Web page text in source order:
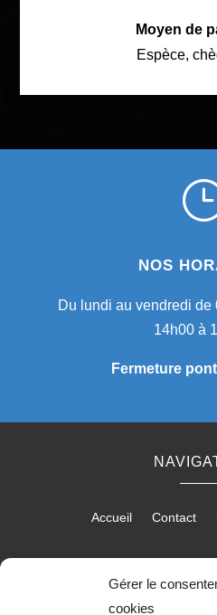
Gérer le
cookies
Moyen de
Espèce,
NOS
Du lundi au vendredi de
14h00 à
Fermeture
Accueil Contact